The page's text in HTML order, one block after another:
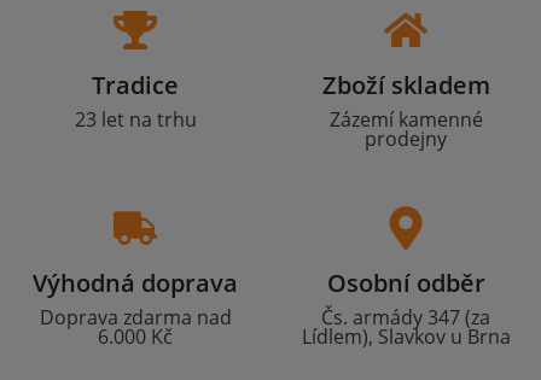
Tradice
23 let na trhu
Zboží skladem
Zázemí kamenné
prodejny
Výhodná doprava
Doprava zdarma nad
6.000 Kč
Osobní odběr
Čs. armády 347 (za
Lídlem), Slavkov u Brna